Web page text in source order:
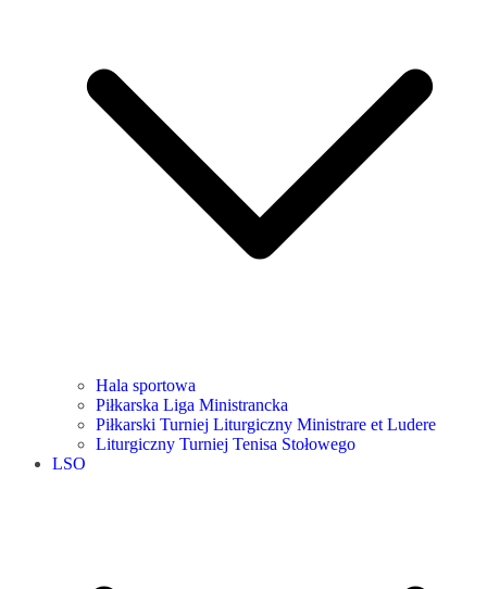
Hala sportowa
Piłkarska Liga Ministrancka
Piłkarski Turniej Liturgiczny Ministrare et Ludere
Liturgiczny Turniej Tenisa Stołowego
LSO